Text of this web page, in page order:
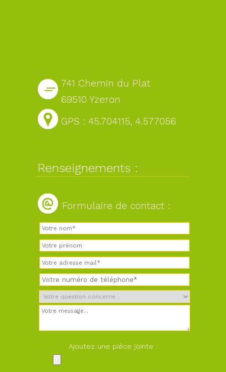
741 Chemin du Plat
69510 Yzeron
GPS : 45.704115, 4.577056
Renseignements :
Formulaire de contact :
Ajoutez une pièce jointe :